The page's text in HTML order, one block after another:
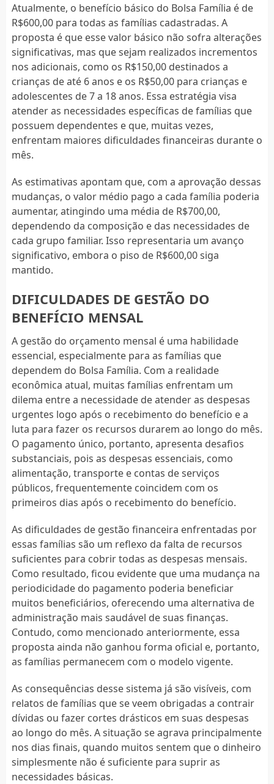
Atualmente, o benefício básico do Bolsa Família é de
R$600,00 para todas as famílias cadastradas. A
proposta é que esse valor básico não sofra alterações
significativas, mas que sejam realizados incrementos
nos adicionais, como os R$150,00 destinados a
crianças de até 6 anos e os R$50,00 para crianças e
adolescentes de 7 a 18 anos. Essa estratégia visa
atender as necessidades específicas de famílias que
possuem dependentes e que, muitas vezes,
enfrentam maiores dificuldades financeiras durante o
mês.
As estimativas apontam que, com a aprovação dessas
mudanças, o valor médio pago a cada família poderia
aumentar, atingindo uma média de R$700,00,
dependendo da composição e das necessidades de
cada grupo familiar. Isso representaria um avanço
significativo, embora o piso de R$600,00 siga
mantido.
DIFICULDADES DE GESTÃO DO
BENEFÍCIO MENSAL
A gestão do orçamento mensal é uma habilidade
essencial, especialmente para as famílias que
dependem do Bolsa Família. Com a realidade
econômica atual, muitas famílias enfrentam um
dilema entre a necessidade de atender as despesas
urgentes logo após o recebimento do benefício e a
luta para fazer os recursos durarem ao longo do mês.
O pagamento único, portanto, apresenta desafios
substanciais, pois as despesas essenciais, como
alimentação, transporte e contas de serviços
públicos, frequentemente coincidem com os
primeiros dias após o recebimento do benefício.
As dificuldades de gestão financeira enfrentadas por
essas famílias são um reflexo da falta de recursos
suficientes para cobrir todas as despesas mensais.
Como resultado, ficou evidente que uma mudança na
periodicidade do pagamento poderia beneficiar
muitos beneficiários, oferecendo uma alternativa de
administração mais saudável de suas finanças.
Contudo, como mencionado anteriormente, essa
proposta ainda não ganhou forma oficial e, portanto,
as famílias permanecem com o modelo vigente.
As consequências desse sistema já são visíveis, com
relatos de famílias que se veem obrigadas a contrair
dívidas ou fazer cortes drásticos em suas despesas
ao longo do mês. A situação se agrava principalmente
nos dias finais, quando muitos sentem que o dinheiro
simplesmente não é suficiente para suprir as
necessidades básicas.